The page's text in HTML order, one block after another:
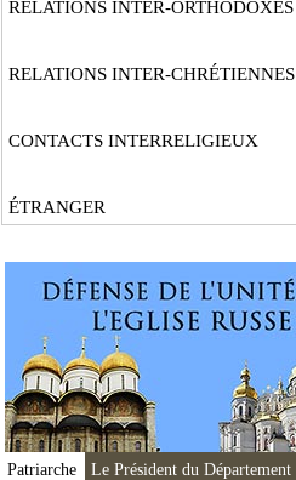
RELATIONS INTER-ORTHODOXES
RELATIONS INTER-CHRÉTIENNES
CONTACTS INTERRELIGIEUX
ÉTRANGER
Patriarche Le Président du Département